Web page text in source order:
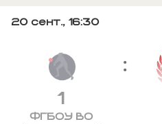
20 сент., 16:30
1
ФГБОУ ВО
: